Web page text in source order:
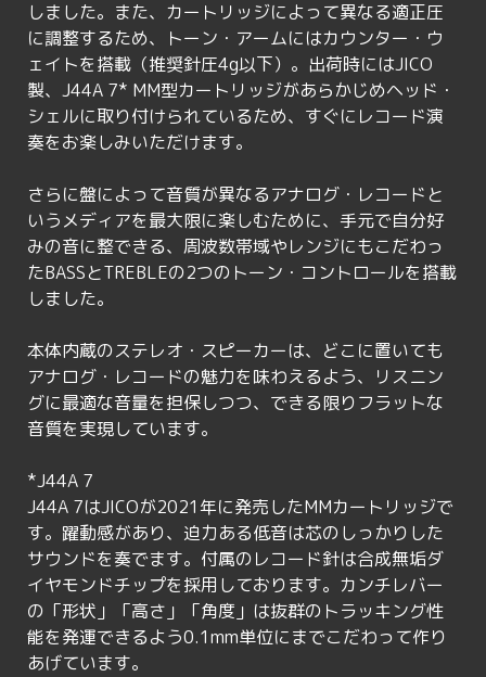
しました。また、カートリッジによって異なる適正圧
に調整するため、トーン・アームにはカウンター・ウ
ェイトを搭載（推奨針圧4g以下）。出荷時にはJICO
製、J44A 7* MM型カートリッジがあらかじめヘッド・
シェルに取り付けられているため、すぐにレコード演
奏をお楽しみいただけます。
さらに盤によって音質が異なるアナログ・レコードと
いうメディアを最大限に楽しむために、手元で自分好
みの音に整できる、周波数帯域やレンジにもこだわっ
たBASSとTREBLEの2つのトーン・コントロールを搭載
しました。
本体内蔵のステレオ・スピーカーは、どこに置いても
アナログ・レコードの魅力を味わえるよう、リスニン
グに最適な音量を担保しつつ、できる限りフラットな
音質を実現しています。
*J44A 7
J44A 7はJICOが2021年に発売したMMカートリッジで
す。躍動感があり、迫力ある低音は芯のしっかりした
サウンドを奏でます。付属のレコード針は合成無垢ダ
イヤモンドチップを採用しております。カンチレバー
の「形状」「高さ」「角度」は抜群のトラッキング性
能を発運できるよう0.1mm単位にまでこだわって作り
あげています。